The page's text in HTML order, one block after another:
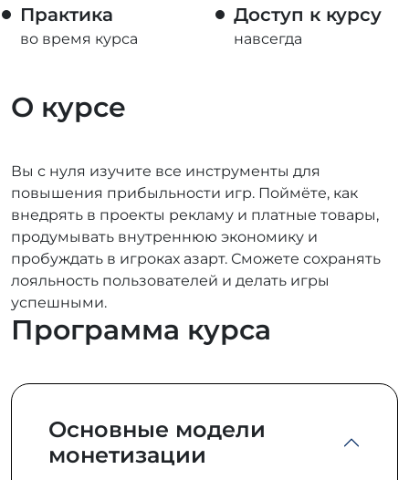
Практика
во время курса
Доступ к курсу
навсегда
О курсе
Вы с нуля изучите все инструменты для
повышения прибыльности игр. Поймёте, как
внедрять в проекты рекламу и платные товары,
продумывать внутреннюю экономику и
пробуждать в игроках азарт. Сможете сохранять
лояльность пользователей и делать игры
успешными.
Программа курса
Основные модели
монетизации